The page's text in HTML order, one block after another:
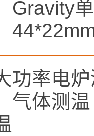
Gravity
功率电
气体测温